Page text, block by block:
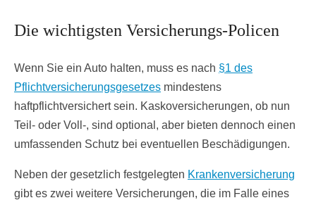
Die wichtigsten Versicherungs-Policen
Wenn Sie ein Auto halten, muss es nach §1 des
Pflichtversicherungsgesetzes mindestens
haftpflichtversichert sein. Kaskoversicherungen, ob nun
Teil- oder Voll-, sind optional, aber bieten dennoch einen
umfassenden Schutz bei eventuellen Beschädigungen.
Neben der gesetzlich festgelegten Krankenversicherung
gibt es zwei weitere Versicherungen, die im Falle eines